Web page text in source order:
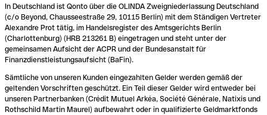
In Deutschland ist Qonto über die OLINDA Zweigniederlassung Deutschland
(c/o Beyond, Chausseestraße 29, 10115 Berlin) mit dem Ständigen Vertreter
Alexandre Prot tätig, im Handelsregister des Amtsgerichts Berlin
(Charlottenburg) (HRB 213261 B) eingetragen und steht unter der
gemeinsamen Aufsicht der ACPR und der Bundesanstalt für
Finanzdienstleistungsaufsicht (BaFin).
Sämtliche von unseren Kunden eingezahlten Gelder werden gemäß der
geltenden Vorschriften geschützt. Ein Teil dieser Gelder wird entweder bei
unseren Partnerbanken (Crédit Mutuel Arkéa, Société Générale, Natixis und
Rothschild Martin Maurel) aufbewahrt oder in qualifizierte Geldmarktfonds